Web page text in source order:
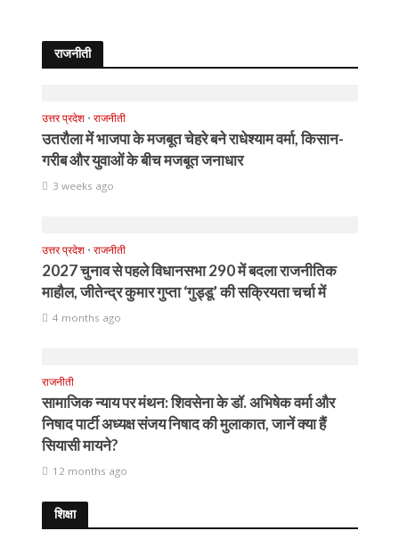
राजनीती
उत्तर प्रदेश • राजनीती
उतरौला में भाजपा के मजबूत चेहरे बने राधेश्याम वर्मा, किसान-
गरीब और युवाओं के बीच मजबूत जनाधार
3 weeks ago
उत्तर प्रदेश • राजनीती
2027 चुनाव से पहले विधानसभा 290 में बदला राजनीतिक
माहौल, जीतेन्द्र कुमार गुप्ता ‘गुड्डू’ की सक्रियता चर्चा में
4 months ago
राजनीती
सामाजिक न्याय पर मंथन: शिवसेना के डॉ. अभिषेक वर्मा और
निषाद पार्टी अध्यक्ष संजय निषाद की मुलाकात, जानें क्या हैं
सियासी मायने?
12 months ago
शिक्षा